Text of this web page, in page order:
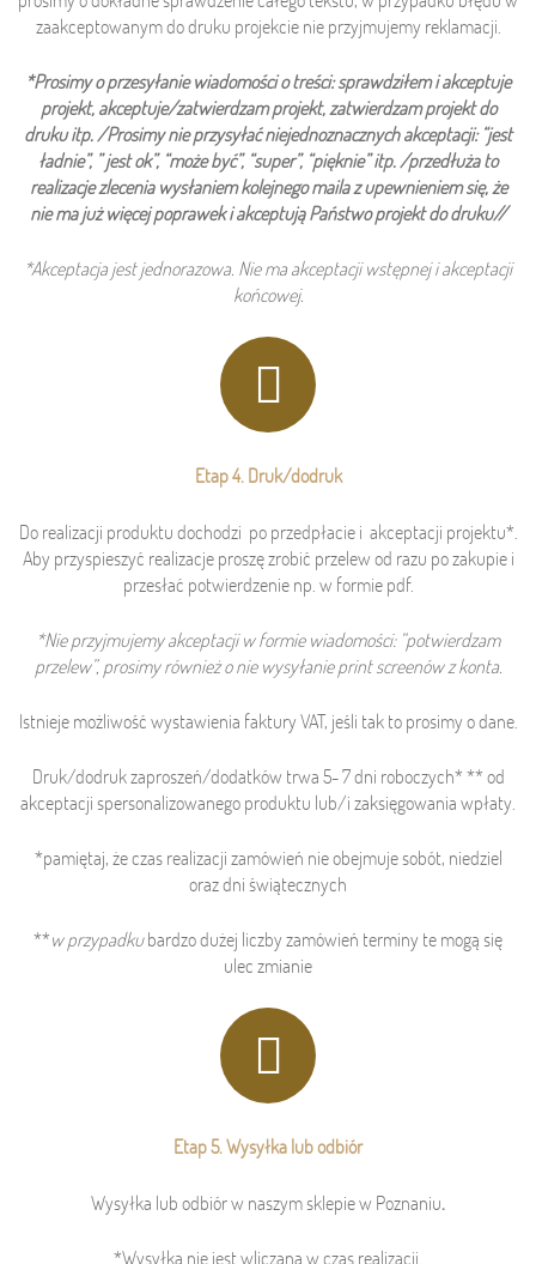
zaakceptowanym do druku projekcie nie przyjmujemy reklamacji.
*Prosimy o przesyłanie wiadomości o treści: sprawdziłem i akceptuje
projekt, akceptuje/zatwierdzam projekt, zatwierdzam projekt do
druku itp. /Prosimy nie przysyłać niejednoznacznych akceptacji: “jest
ładnie”, ” jest ok”, “może być”, “super”, “pięknie” itp. /przedłuża to
realizacje zlecenia wysłaniem kolejnego maila z upewnieniem się, że
nie ma już więcej poprawek i akceptują Państwo projekt do druku//
*Akceptacja jest jednorazowa. Nie ma akceptacji wstępnej i akceptacji
końcowej.
Etap 4. Druk/dodruk
Do realizacji produktu dochodzi po przedpłacie i akceptacji projektu*.
Aby przyspieszyć realizacje proszę zrobić przelew od razu po zakupie i
przesłać potwierdzenie np. w formie pdf.
*Nie przyjmujemy akceptacji w formie wiadomości: “potwierdzam
przelew”, prosimy również o nie wysyłanie print screenów z konta.
Istnieje możliwość wystawienia faktury VAT, jeśli tak to prosimy o dane.
Druk/dodruk zaproszeń/dodatków trwa 5- 7 dni roboczych* ** od
akceptacji spersonalizowanego produktu lub/i zaksięgowania wpłaty.
*pamiętaj, że czas realizacji zamówień nie obejmuje sobót, niedziel
oraz dni świątecznych
**w przypadkubardzo dużej liczby zamówień terminy te mogą się
ulec zmianie
Etap 5. Wysyłka lub odbiór
Wysyłka lub odbiór w naszym sklepie w Poznaniu.
*Wysyłka nie jest wliczana w czas realizacji.